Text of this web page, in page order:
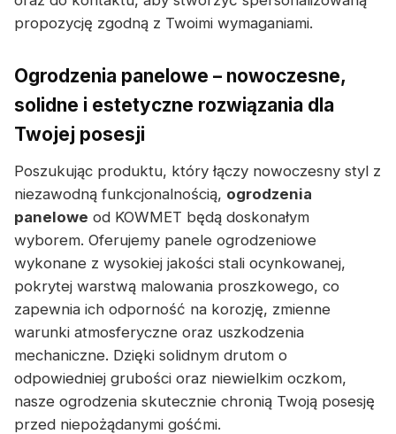
propozycję zgodną z Twoimi wymaganiami.
Ogrodzenia panelowe – nowoczesne,
solidne i estetyczne rozwiązania dla
Twojej posesji
Poszukując produktu, który łączy nowoczesny styl z
niezawodną funkcjonalnością, ogrodzenia
panelowe od KOWMET będą doskonałym
wyborem. Oferujemy panele ogrodzeniowe
wykonane z wysokiej jakości stali ocynkowanej,
pokrytej warstwą malowania proszkowego, co
zapewnia ich odporność na korozję, zmienne
warunki atmosferyczne oraz uszkodzenia
mechaniczne. Dzięki solidnym drutom o
odpowiedniej grubości oraz niewielkim oczkom,
nasze ogrodzenia skutecznie chronią Twoją posesję
przed niepożądanymi gośćmi.